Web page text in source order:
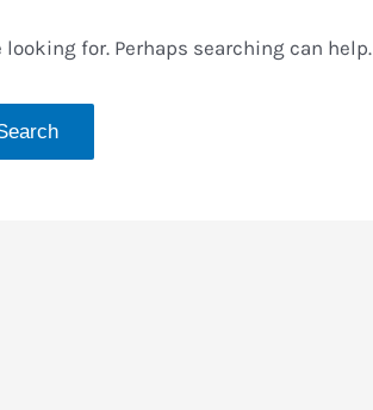
looking for. Perhaps searching can help.